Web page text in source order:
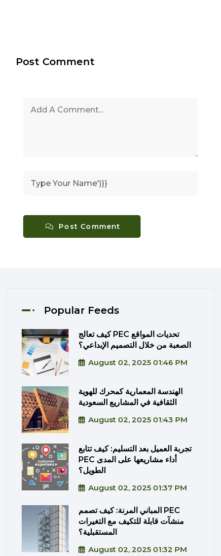
Post Comment
Post Comment
Popular Feeds
كيف تعالج PEC تحديات المواقع
الصعبة من خلال التصميم الإبداعي؟
August 02, 2025 01:46 PM
الهندسة المعمارية كمحرك للهوية
الثقافية في المشاريع السعودية
August 02, 2025 01:43 PM
تجربة العميل بعد التسليم: كيف تتابع
PEC أداء مشاريعها على المدى
الطويل؟
August 02, 2025 01:37 PM
المباني المرنة: كيف تصمم PEC
منشآت قابلة للتكيف مع التغيرات
المستقبلية؟
August 02, 2025 01:32 PM